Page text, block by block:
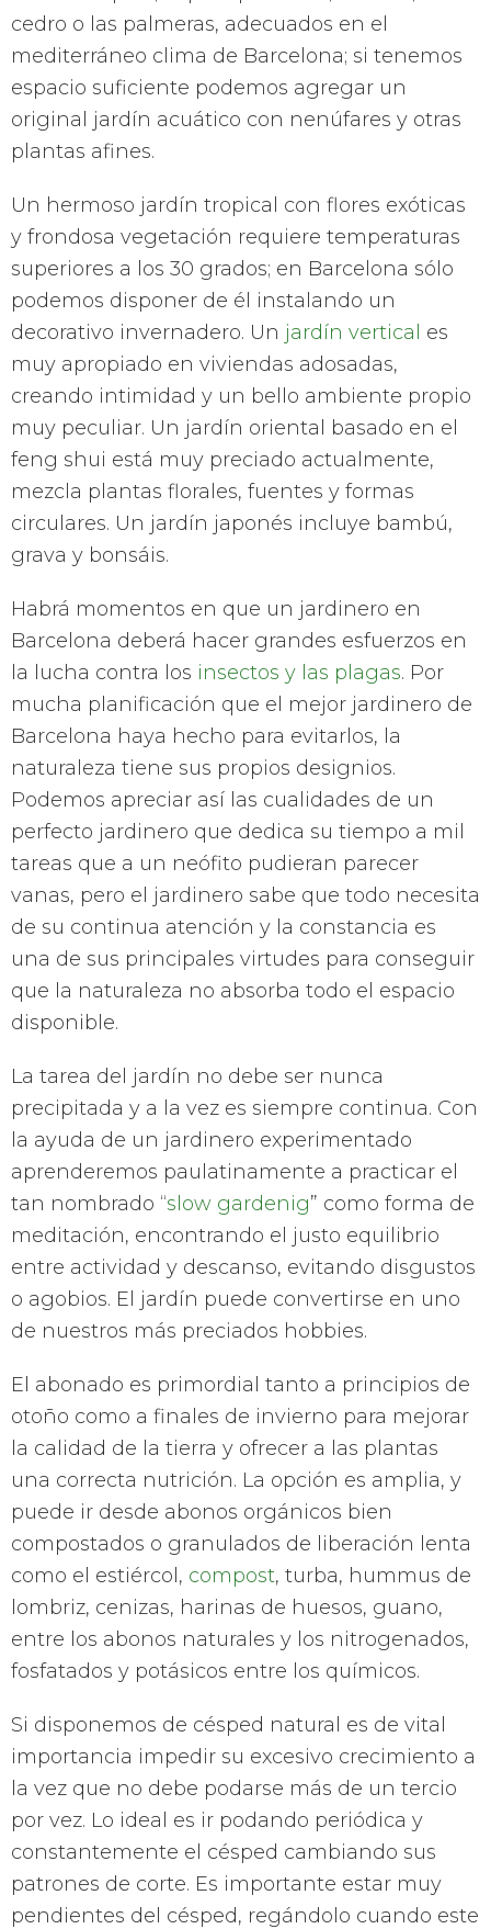
cedro o las palmeras, adecuados en el
mediterráneo clima de Barcelona; si tenemos
espacio suficiente podemos agregar un
original jardín acuático con nenúfares y otras
plantas afines.
Un hermoso jardín tropical con flores exóticas
y frondosa vegetación requiere temperaturas
superiores a los 30 grados; en Barcelona sólo
podemos disponer de él instalando un
decorativo invernadero. Un jardín vertical es
muy apropiado en viviendas adosadas,
creando intimidad y un bello ambiente propio
muy peculiar. Un jardín oriental basado en el
feng shui está muy preciado actualmente,
mezcla plantas florales, fuentes y formas
circulares. Un jardín japonés incluye bambú,
grava y bonsáis.
Habrá momentos en que un jardinero en
Barcelona deberá hacer grandes esfuerzos en
la lucha contra los insectos y las plagas. Por
mucha planificación que el mejor jardinero de
Barcelona haya hecho para evitarlos, la
naturaleza tiene sus propios designios.
Podemos apreciar así las cualidades de un
perfecto jardinero que dedica su tiempo a mil
tareas que a un neófito pudieran parecer
vanas, pero el jardinero sabe que todo necesita
de su continua atención y la constancia es
una de sus principales virtudes para conseguir
que la naturaleza no absorba todo el espacio
disponible.
La tarea del jardín no debe ser nunca
precipitada y a la vez es siempre continua. Con
la ayuda de un jardinero experimentado
aprenderemos paulatinamente a practicar el
tan nombrado “slow gardenig” como forma de
meditación, encontrando el justo equilibrio
entre actividad y descanso, evitando disgustos
o agobios. El jardín puede convertirse en uno
de nuestros más preciados hobbies.
El abonado es primordial tanto a principios de
otoño como a finales de invierno para mejorar
la calidad de la tierra y ofrecer a las plantas
una correcta nutrición. La opción es amplia, y
puede ir desde abonos orgánicos bien
compostados o granulados de liberación lenta
como el estiércol, compost, turba, hummus de
lombriz, cenizas, harinas de huesos, guano,
entre los abonos naturales y los nitrogenados,
fosfatados y potásicos entre los químicos.
Si disponemos de césped natural es de vital
importancia impedir su excesivo crecimiento a
la vez que no debe podarse más de un tercio
por vez. Lo ideal es ir podando periódica y
constantemente el césped cambiando sus
patrones de corte. Es importante estar muy
pendientes del césped, regándolo cuando este